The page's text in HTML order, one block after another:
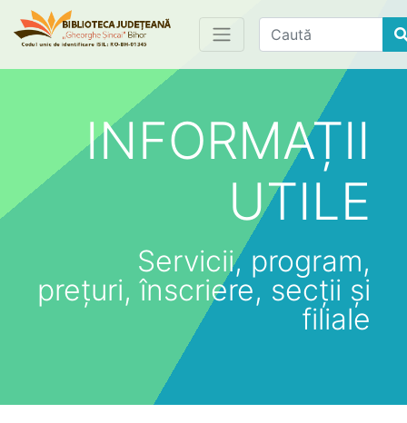
Find
INFORMAȚII
UTILE
Servicii, program,
prețuri, înscriere, secții și
filiale